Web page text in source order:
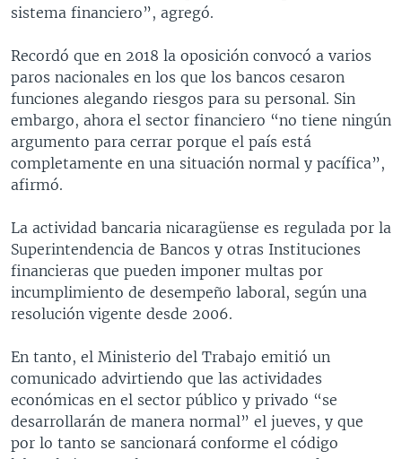
sistema financiero”, agregó.
Recordó que en 2018 la oposición convocó a varios
paros nacionales en los que los bancos cesaron
funciones alegando riesgos para su personal. Sin
embargo, ahora el sector financiero “no tiene ningún
argumento para cerrar porque el país está
completamente en una situación normal y pacífica”,
afirmó.
La actividad bancaria nicaragüense es regulada por la
Superintendencia de Bancos y otras Instituciones
financieras que pueden imponer multas por
incumplimiento de desempeño laboral, según una
resolución vigente desde 2006.
En tanto, el Ministerio del Trabajo emitió un
comunicado advirtiendo que las actividades
económicas en el sector público y privado “se
desarrollarán de manera normal” el jueves, y que
por lo tanto se sancionará conforme el código